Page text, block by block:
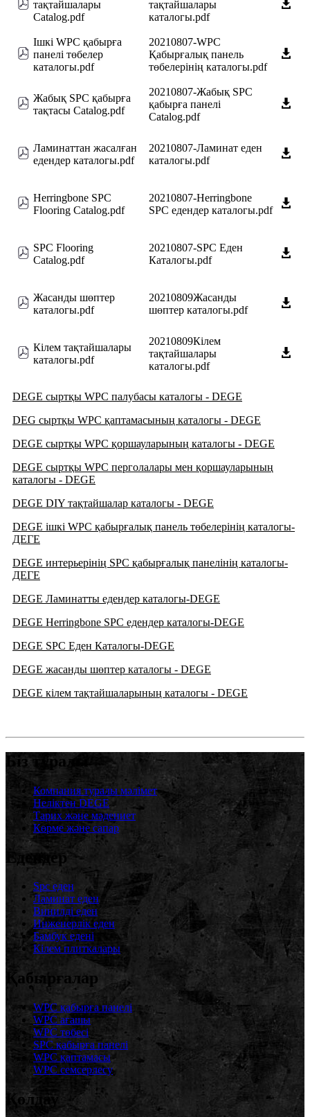
тақтайшалары
Catalog.pdf
тақтайшалары
каталогы.pdf
Ішкі WPC қабырға
панелі төбелер
каталогы.pdf
20210807-WPC
Қабырғалық панель
төбелерінің каталогы.pdf
Жабық SPC қабырға
тақтасы Catalog.pdf
20210807-Жабық SPC
қабырға панелі
Catalog.pdf
Ламинаттан жасалған
едендер каталогы.pdf
20210807-Ламинат еден
каталогы.pdf
Herringbone SPC
Flooring Catalog.pdf
20210807-Herringbone
SPC едендер каталогы.pdf
SPC Flooring
Catalog.pdf
20210807-SPC Еден
Каталогы.pdf
Жасанды шөптер
каталогы.pdf
20210809Жасанды
шөптер каталогы.pdf
Кілем тақтайшалары
каталогы.pdf
20210809Кілем
тақтайшалары
каталогы.pdf
DEGE сыртқы WPC палубасы каталогы - DEGE
DEG сыртқы WPC қаптамасының каталогы - DEGE
DEGE сыртқы WPC қоршауларының каталогы - DEGE
DEGE сыртқы WPC перголалары мен қоршауларының
каталогы - DEGE
DEGE DIY тақтайшалар каталогы - DEGE
DEGE ішкі WPC қабырғалық панель төбелерінің каталогы-
ДЕГЕ
DEGE интерьерінің SPC қабырғалық панелінің каталогы-
ДЕГЕ
DEGE Ламинатты едендер каталогы-DEGE
DEGE Herringbone SPC едендер каталогы-DEGE
DEGE SPC Еден Каталогы-DEGE
DEGE жасанды шөптер каталогы - DEGE
DEGE кілем тақтайшаларының каталогы - DEGE
Біз туралы
Компания туралы мәлімет
Неліктен DEGE
Тарих және мәдениет
Көрме және сапар
Едендер
Spc еден
Ламинат еден
Винилді еден
Инженерлік еден
Бамбук едені
Кілем плиткалары
Қабырғалар
WPC қабырға панелі
WPC ағашы
WPC төбесі
SPC қабырға панелі
WPC қаптамасы
WPC семсерлесу
Қолдау